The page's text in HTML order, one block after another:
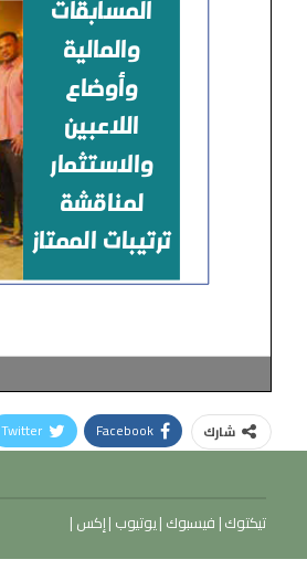
شارك Facebook
Twitter
تيكتوك| فيسبوك |يوتيوب |إكس |